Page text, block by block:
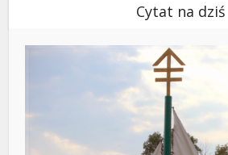
Cytat na dziś